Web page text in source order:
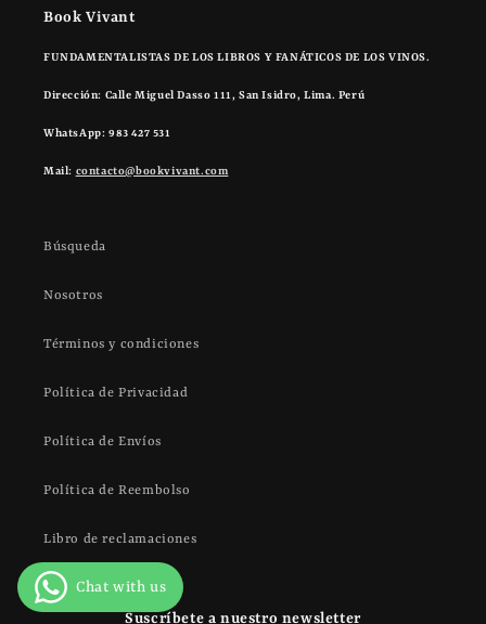
Book Vivant
FUNDAMENTALISTAS DE LOS LIBROS Y FANÁTICOS DE LOS VINOS.
Dirección: Calle Miguel Dasso 111, San Isidro, Lima. Perú
WhatsApp: 983 427 531
Mail: contacto@bookvivant.com
Búsqueda
Nosotros
Términos y condiciones
Política de Privacidad
Política de Envíos
Política de Reembolso
Libro de reclamaciones
Suscríbete a nuestro newsletter